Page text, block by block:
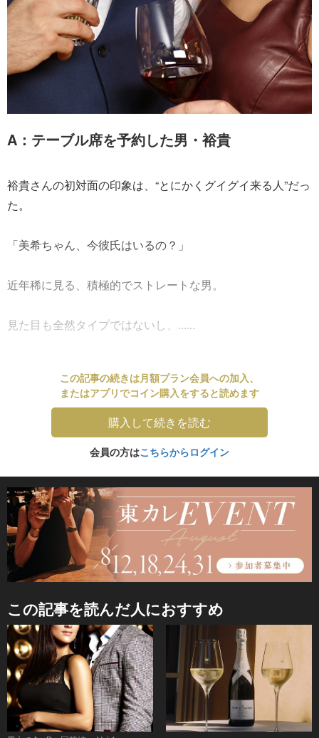
A：テーブル席を予約した男・裕貴
裕貴さんの初対面の印象は、“とにかくグイグイ来る人”だっ
た。
「美希ちゃん、今彼氏はいるの？」
近年稀に見る、積極的でストレートな男。
見た目も全然タイプではないし、......
この記事の続きは月額プラン会員への加入、
またはアプリでコイン購入をすると読めます
購入して続きを読む
会員の方はこちらからログイン
この記事を読んだ人におすすめ